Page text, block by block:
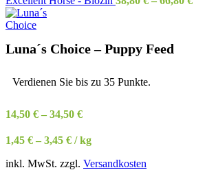
Luna´s Choice – Puppy Feed
Verdienen Sie bis zu 35 Punkte.
14,50 € – 34,50 €
1,45 € – 3,45 € /kg
inkl. MwSt. zzgl. Versandkosten